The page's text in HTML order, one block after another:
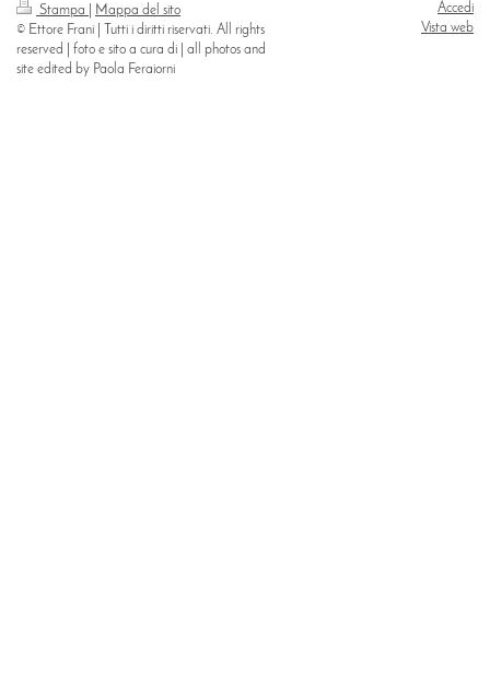
Stampa
Mappa del sito
© Ettore Frani | Tutti i diritti riservati. All rights
reserved | foto e sito a cura di | all photos and
site edited by Paola Feraiorni
Accedi
Vista web